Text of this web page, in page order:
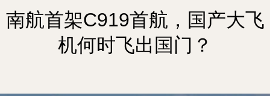
南航首架C919首航，国产大飞
机何时飞出国门？